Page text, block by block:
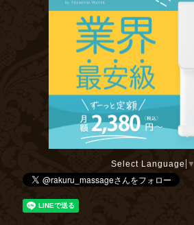
Select Language ▼